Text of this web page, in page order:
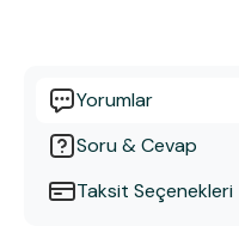
Yorumlar
Soru & Cevap
Taksit Seçenekleri